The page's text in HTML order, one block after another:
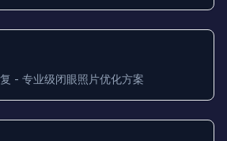
- 专业级闭眼照片优化方案